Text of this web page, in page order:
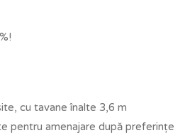
cu tavane înalte 3,6 m
pentru amenajare după preferințe